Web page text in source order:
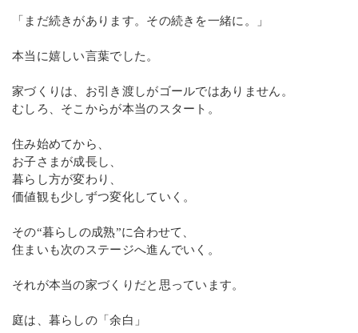
「まだ続きがあります。その続きを一緒に。」
本当に嬉しい言葉でした。
家づくりは、お引き渡しがゴールではありません。
むしろ、そこからが本当のスタート。
住み始めてから、
お子さまが成長し、
暮らし方が変わり、
価値観も少しずつ変化していく。
その“暮らしの成熟”に合わせて、
住まいも次のステージへ進んでいく。
それが本当の家づくりだと思っています。
庭は、暮らしの「余白」